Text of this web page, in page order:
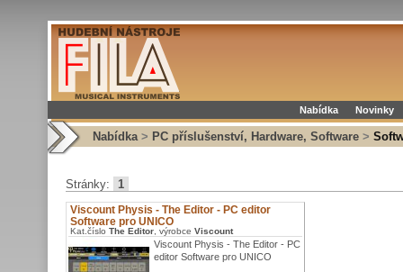
Nabídka Novinky
Nabídka > PC příslušenství, Hardware, Software >
Stránky: 1
Viscount Physis - The Editor - PC editor
Software pro UNICO
Kat.číslo The Editor , výrobce Viscount
Viscount Physis - The Editor - PC
editor Software pro UNICO